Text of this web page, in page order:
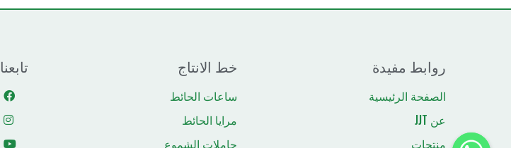
روابط مفيدة
الصفحة الرئيسية
عن JJT
منتجات
خط الانتاج
ساعات الحائط
مرايا الحائط
حاملات الشموع
تابعنا